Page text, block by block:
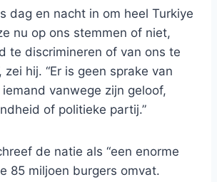
dag en nacht in om heel Turkiye
nu op ons stemmen of niet,
te discrimineren of van ons te
zei hij. “Er is geen sprake van
vanwege zijn geloof,
of politieke partij.”
de natie als “een enorme
85 miljoen burgers omvat.